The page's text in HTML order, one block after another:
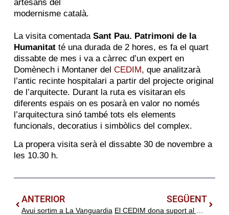
artesans del
modernisme català.
La visita comentada Sant Pau. Patrimoni de la
Humanitatté una durada de 2 hores, es fa el quart
dissabte de mes i va a càrrec d’un expert en
Domènech i Montaner del CEDIM, que analitzarà
l’antic recinte hospitalari a partir del projecte original
de l’arquitecte. Durant la ruta es visitaran els
diferents espais on es posarà en valor no només
l’arquitectura sinó també tots els elements
funcionals, decoratius i simbòlics del complex.
La propera visita serà el dissabte 30 de novembre a
les 10.30 h.
ANTERIOR
Avui sortim a La Vanguardia
SEGÜENT